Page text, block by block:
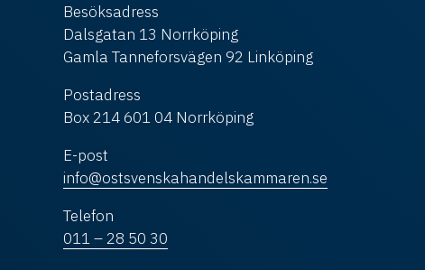
Besöksadress
Dalsgatan 13 Norrköping
Gamla Tanneforsvägen 92 Linköping
Postadress
Box 214 601 04 Norrköping
E-post
info@ostsvenskahandelskammaren.se
Telefon
011 – 28 50 30